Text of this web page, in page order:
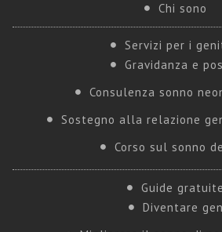
Chi sono
Servizi per i
Gravidanza e
Consulenza sonno
Sostegno alla relazione
Corso sul sonno
Guide gratuite
Diventare